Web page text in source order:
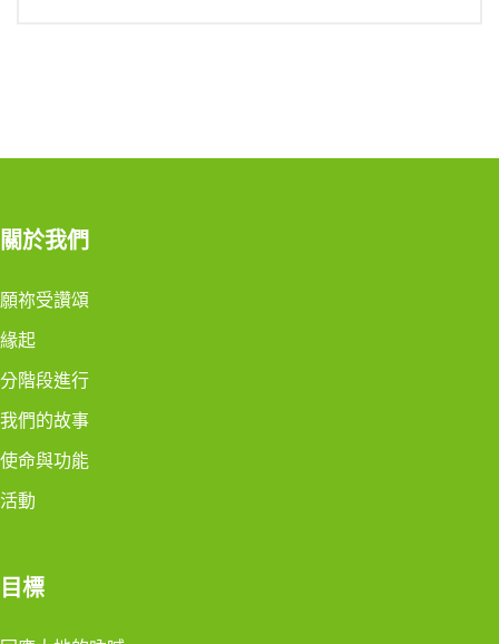
關於我們
願祢受讚頌
緣起
分階段進行
我們的故事
使命與功能
活動
目標